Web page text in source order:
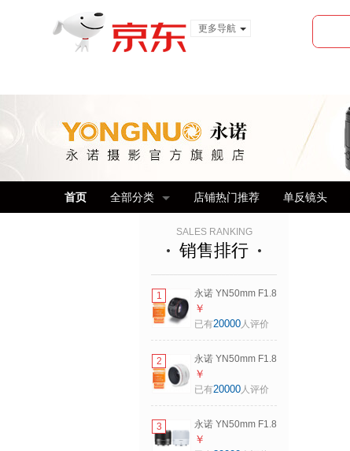
更多导航
首页 全部分类 店铺热门推荐 单反镜头
SALES RANKING
销售排行
1
永诺 YN50mm F1.8
多规格R口小痰盂单
反微单标准定焦镜
YN50mm F1.8II二
代 佳能EF口 黑色
￥
已有20000人评价
2
永诺 YN50mm F1.8
多规格R口小痰盂单
反微单标准定焦镜
YN50mm F1.8II二
代 佳能EF口 白色
￥
已有20000人评价
3
永诺 YN50mm F1.8
多规格R口小痰盂单
￥